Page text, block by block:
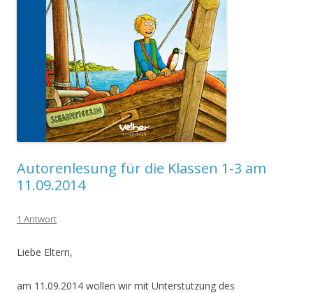
Autorenlesung für die Klassen 1-3 am
11.09.2014
1 Antwort
Liebe Eltern,
am 11.09.2014 wollen wir mit Unterstützung des